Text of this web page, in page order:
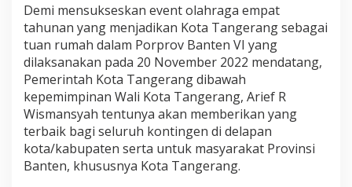
Demi mensukseskan event olahraga empat
tahunan yang menjadikan Kota Tangerang sebagai
tuan rumah dalam Porprov Banten VI yang
dilaksanakan pada 20 November 2022 mendatang,
Pemerintah Kota Tangerang dibawah
kepemimpinan Wali Kota Tangerang, Arief R
Wismansyah tentunya akan memberikan yang
terbaik bagi seluruh kontingen di delapan
kota/kabupaten serta untuk masyarakat Provinsi
Banten, khususnya Kota Tangerang.